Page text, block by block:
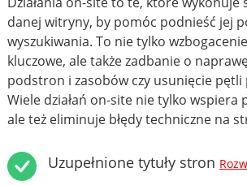
danej witryny, by pomóc podnieść jej
wyszukiwania. To nie tylko
kluczowe, ale także zadbanie o
podstron i zasobów czy usunięcie pętli
Wiele działań on-site nie tylko wspiera
ale też eliminuje błędy techniczne na
Uzupełnione tytuły stron